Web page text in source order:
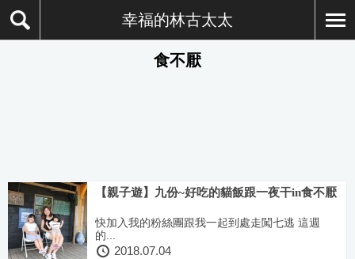
幸福的林古太太
食不厭
【親子遊】九份~好吃的貓飯跟一夜干in食不厭
快加入我的粉絲團跟我一起到處走闖七逃 這週
的...
2018.07.04